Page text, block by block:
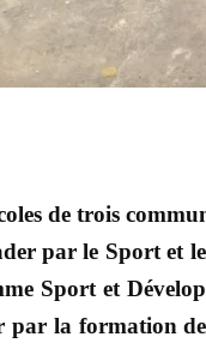
de trois
par le Sport et
Sport et
par la formation